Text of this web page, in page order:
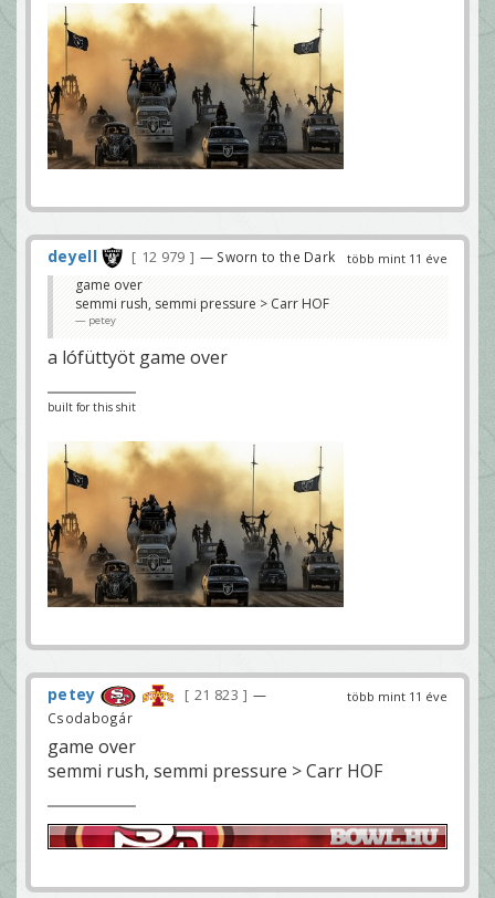
több mint 11 éve
deyell 12 979 — Sworn to the Dark
game over
semmi rush, semmi pressure > Carr HOF
petey
a lófüttyöt game over
built for this shit
több mint 11 éve
petey 21 823
—
Csodabogár
game over
semmi rush, semmi pressure > Carr HOF